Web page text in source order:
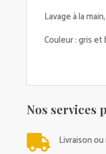
Lavage à la
Couleur : gris et
Nos services
 Livraison